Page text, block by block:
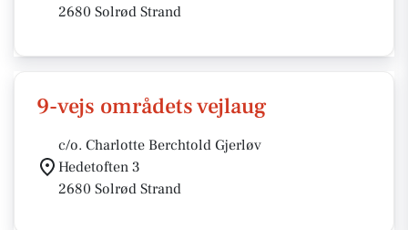
2680 Solrød Strand
9-vejs områdets vejlaug
c/o. Charlotte Berchtold Gjerløv
Hedetoften 3
2680 Solrød Strand